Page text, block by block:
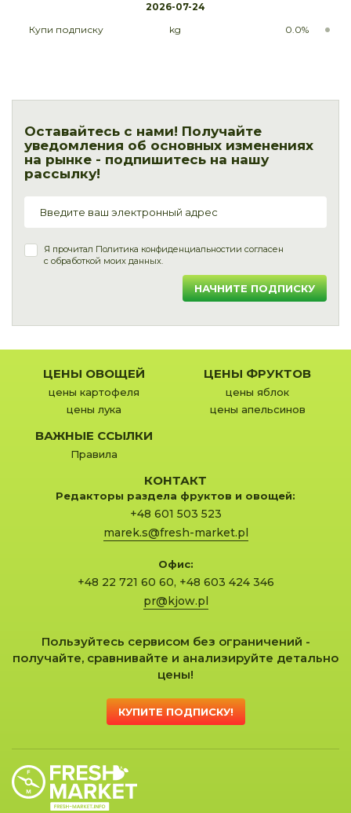
2026-07-24
Купи подписку
kg 0.0%
Оставайтесь с нами! Получайте
уведомления об основных изменениях
на рынке - подпишитесь на нашу
рассылку!
Я прочитал Политика конфиденциальностии согласен
с обработкой моих данных.
НАЧНИТЕ ПОДПИСКУ
ЦЕНЫ ОВОЩЕЙ
цены картофеля
цены лука
ЦЕНЫ ФРУКТОВ
цены яблок
цены апельсинов
ВАЖНЫЕ ССЫЛКИ
Правила
КОНТАКТ
Редакторы раздела фруктов и овощей:
+48 601 503 523
marek.s@fresh-market.pl
Офис:
+48 22 721 60 60, +48 603 424 346
pr@kjow.pl
Пользуйтесь сервисом без ограничений -
получайте, сравнивайте и анализируйте детально
цены!
КУПИТЕ ПОДПИСКУ!